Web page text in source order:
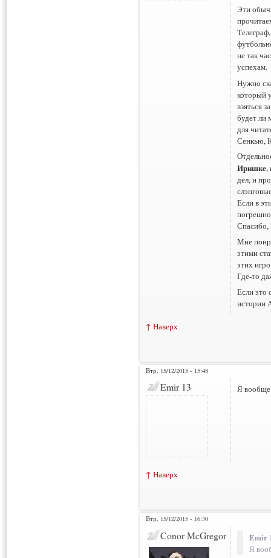
Эти
не так
успехам.
Нужно
который
взяться
будет ли
для
Сенкью,
Иришке,
дел, и
Если в
Мне
этими
этих
Где-то
Если это
истории
↑ Наверх
Втр, 15/12/2015 - 15:48
Emir 13 Я вообще
↑ Наверх
Втр, 15/12/2015 - 16:30
Conor McGregor Emir
Я